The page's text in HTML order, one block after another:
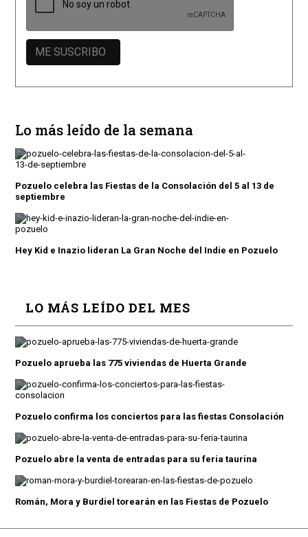
Lo más leído de la semana
Pozuelo celebra las Fiestas de la Consolación del 5 al 13 de
septiembre
Hey Kid e Inazio lideran La Gran Noche del Indie en Pozuelo
LO MÁS LEÍDO DEL MES
Pozuelo aprueba las 775 viviendas de Huerta Grande
Pozuelo confirma los conciertos para las fiestas Consolación
Pozuelo abre la venta de entradas para su feria taurina
Román, Mora y Burdiel torearán en las Fiestas de Pozuelo